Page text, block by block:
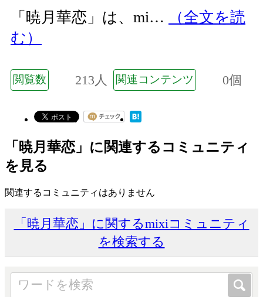
「暁月華恋」は、mi…
（全文を読
む）
閲覧数 213人 関連コンテンツ 0個
「暁月華恋」に関連するコミュニティ
を見る
関連するコミュニティはありません
「暁月華恋」に関するmixiコミュニティ
を検索する